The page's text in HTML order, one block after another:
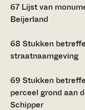
67 Lijst van
Beijerland
68 Stukken
straatnaamgeving
69 Stukken
perceel grond aan
Schipper